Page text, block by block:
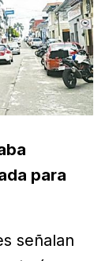
para
señalan